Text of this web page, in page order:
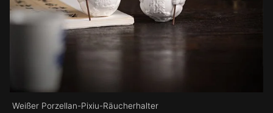
Weißer Porzellan-Pixiu-Räucherhalter